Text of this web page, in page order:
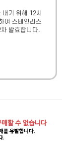
기 위해 12시
여 스테인리스
발효합니다.